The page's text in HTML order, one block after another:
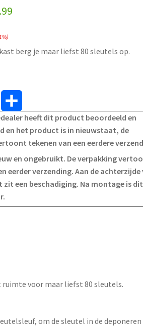
is:
berg je maar liefst 80 sleutels op.
h
a
r
e
heeft dit product beoordeeld en
en het product is in nieuwstaat, de
tekenen van een eerdere
en ongebruikt. De verpakking
eerder verzending. Aan de achterzijde
zit een beschadiging. Na montage is dit
voor maar liefst 80 sleutels.
om de sleutel in de deponeren